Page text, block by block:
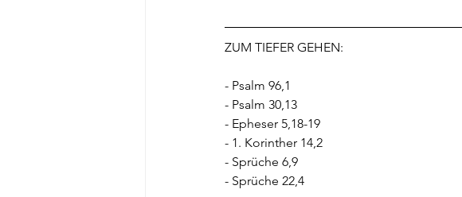
ZUM TIEFER GEHEN:
- Psalm 96,1
- Psalm 30,13
- Epheser 5,18-19
- 1. Korinther 14,2
- Sprüche 6,9
- Sprüche 22,4